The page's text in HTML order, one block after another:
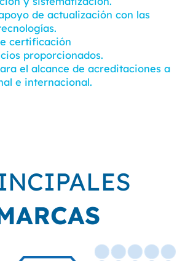
de actualización con las
certificación
proporcionados.
el alcance de acreditaciones a
e internacional.